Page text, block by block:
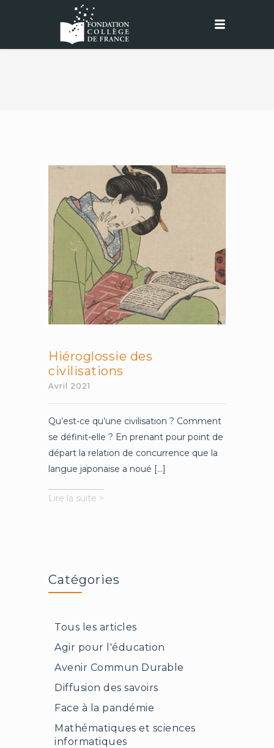
Hiéroglossie des
civilisations
Avril 2021
Qu’est-ce qu’une civilisation ? Comment
se définit-elle ? En prenant pour point de
départ la relation de concurrence que la
langue japonaise a noué [...]
Lire la suite >
Catégories
Tous les articles
Agir pour l'éducation
Avenir Commun Durable
Diffusion des savoirs
Face à la pandémie
Mathématiques et sciences
informatiques